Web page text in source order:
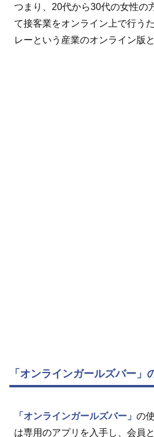
つまり、20代から30代の女性の
て接客業をオンライン上で行う
レーという産業のオンライン版
「オンラインガールズバー」
「オンラインガールズバー」 の
は専用のアプリを入手し、会員